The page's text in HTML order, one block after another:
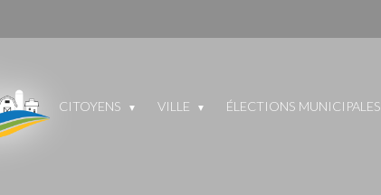
CITOYENS VILLE ÉLECTIONS MUNICIPALES